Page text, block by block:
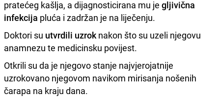
pratećeg kašlja, a dijagnosticirana mu je gljivična
infekcija pluća i zadržan je na liječenju.
Doktori su utvrdili uzrok nakon što su uzeli njegovu
anamnezu te medicinsku povijest.
Otkrili su da je njegovo stanje najvjerojatnije
uzrokovano njegovom navikom mirisanja nošenih
čarapa na kraju dana.